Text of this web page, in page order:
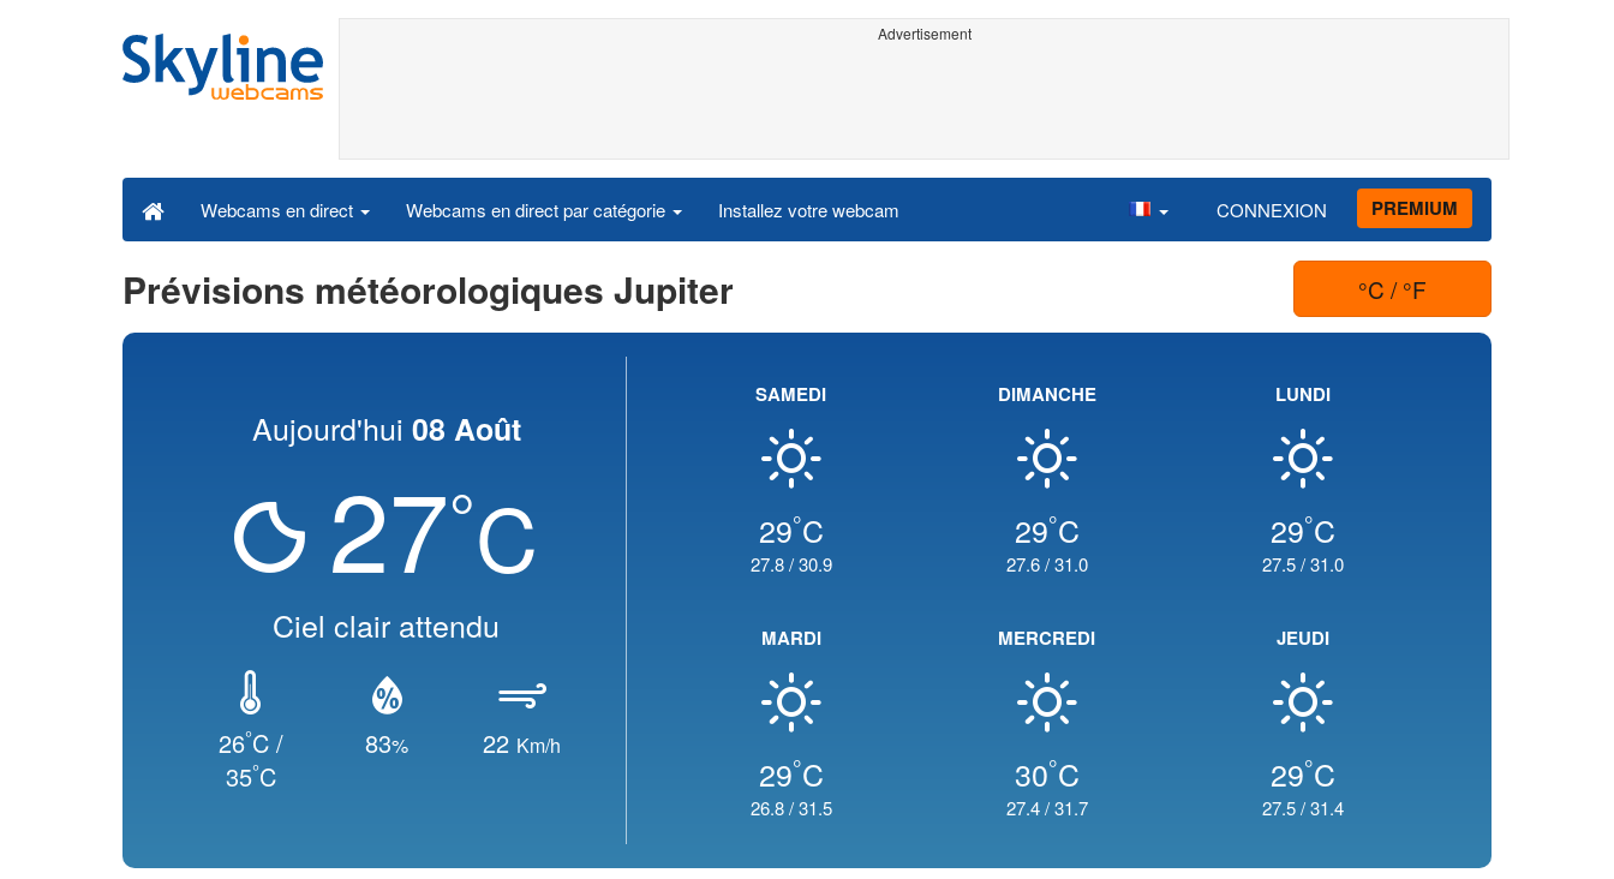
Advertisement
Webcams en direct Webcams en direct par catégorie Installez votre webcam CONNEXION PREMIUM
Prévisions météorologiques Jupiter °C / °F
Aujourd'hui 08 Août
27°C
Ciel clair attendu
26°C /
35°C
83% 22 Km/h
SAMEDI
29°C
27.8/30.9
DIMANCHE
29°C
27.6/31.0
LUNDI
29°C
27.5/31.0
MARDI
29°C
26.8/31.5
MERCREDI
30°C
27.4/31.7
JEUDI
29°C
27.5/31.4